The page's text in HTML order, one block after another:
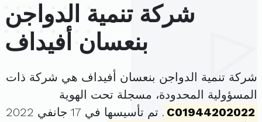
شركة تنمية الدواجن
بنعسان أفيداف
شركة تنمية الدواجن بنعسان أفيداف هي شركة ذات
المسؤولية المحدودة، مسجلة تحت الهوية
C01944202022
. تم تأسيسها في 17 جانفي 2022